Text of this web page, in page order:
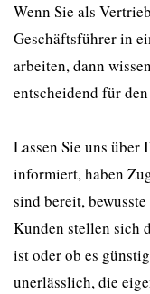
Wenn Sie als
Geschäftsführer in
arbeiten, dann
entscheidend für
Lassen Sie uns über
informiert, haben
sind bereit,
Kunden stellen sich
ist oder ob es
unerlässlich, die